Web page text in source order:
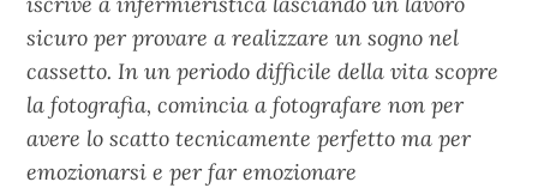
sicuro per provare a realizzare un sogno nel
cassetto. In un periodo difficile della vita scopre
la fotografia, comincia a fotografare non per
avere lo scatto tecnicamente perfetto ma per
emozionarsi e per far emozionare